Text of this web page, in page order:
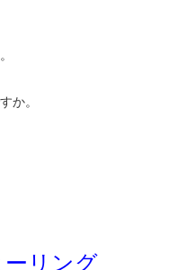
か。
ーリング